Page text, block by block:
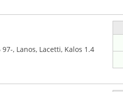
, Lanos, Lacetti, Kalos 1.4